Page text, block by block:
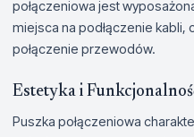
połączeniowa jest
miejsca na podłączenie kabli,
połączenie przewodów.
Estetyka i
Puszka połączeniowa